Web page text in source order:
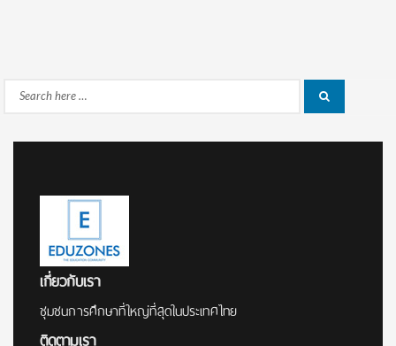
Search
เกี่ยวกับเรา
ชุมชนการศึกษาที่ใหญ่ที่สุดในประเทศไทย